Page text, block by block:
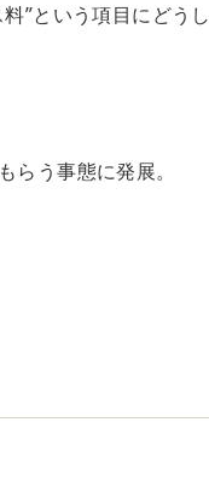
”という項目にどうし
う事態に発展。